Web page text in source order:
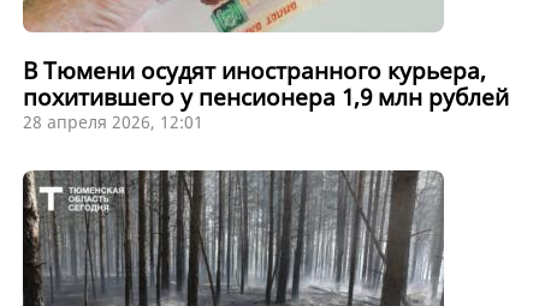
В Тюмени осудят иностранного курьера,
похитившего у пенсионера 1,9 млн рублей
28 апреля 2026, 12:01